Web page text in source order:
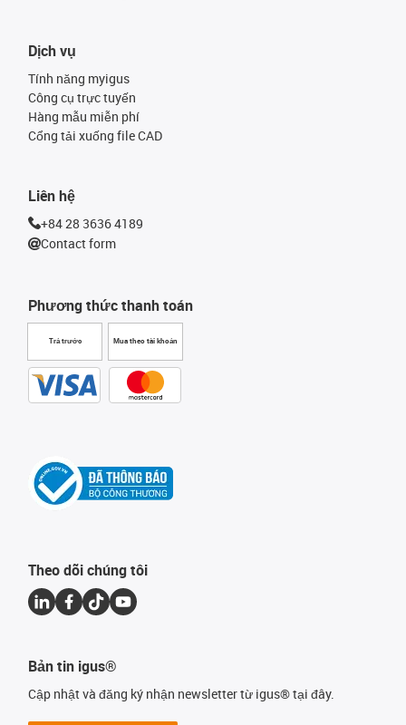
Phương thức thanh toán
Trả trước Mua theo tài khoản
Dịch vụ
Tính năng myigus
Công cụ trực tuyến
Hàng mẫu miễn phí
Cổng tải xuống file CAD
Liên hệ
+84 28 3636 4189
Contact form
Theo dõi chúng tôi
Bản tin igus®
Cập nhật và đăng ký nhận newsletter từ igus® tại đây.